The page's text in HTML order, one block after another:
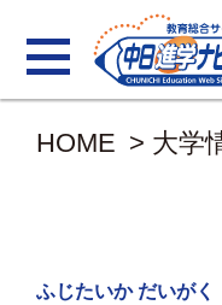
HOME > 大学
ふじたいか だいが